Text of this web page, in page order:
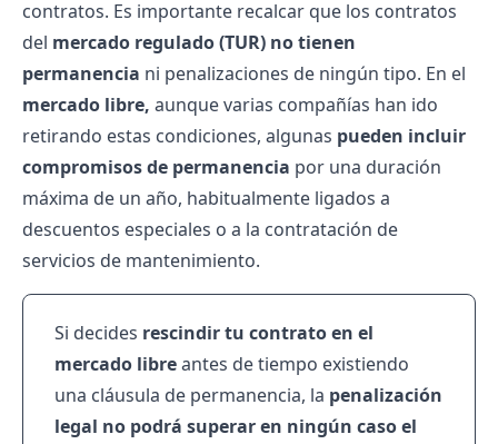
contratos. Es importante recalcar que los contratos
del mercado regulado (TUR) no tienen
permanencia ni penalizaciones de ningún tipo. En el
mercado libre, aunque varias compañías han ido
retirando estas condiciones, algunas pueden incluir
compromisos de permanencia por una duración
máxima de un año, habitualmente ligados a
descuentos especiales o a la contratación de
servicios de mantenimiento.
Si decides rescindir tu contrato en el
mercado libreantes de tiempo existiendo
una cláusula de permanencia, la penalización
legal no podrá superar en ningún caso el